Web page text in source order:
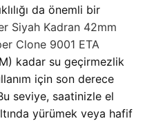
da önemli bir
Siyah Kadran 42mm
Clone 9001 ETA
kadar su geçirmezlik
için son derece
seviye, saatinizle el
yürümek veya hafif